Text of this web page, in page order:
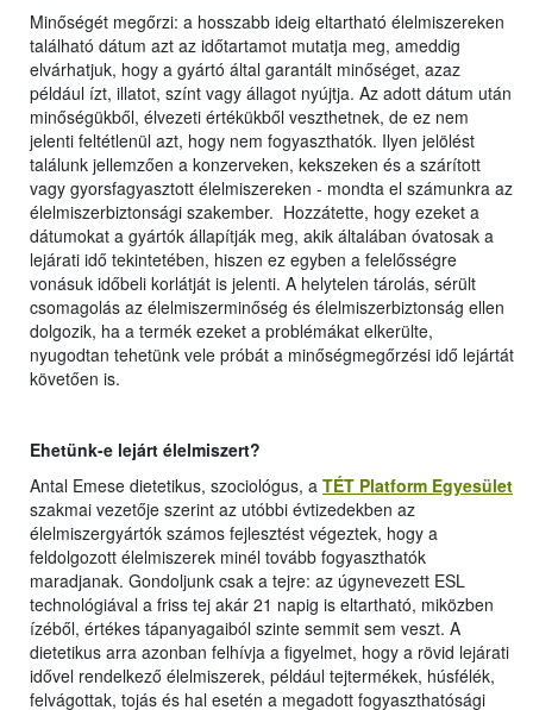
Minőségét megőrzi: a hosszabb ideig eltartható élelmiszereken
található dátum azt az időtartamot mutatja meg, ameddig
elvárhatjuk, hogy a gyártó által garantált minőséget, azaz
például ízt, illatot, színt vagy állagot nyújtja. Az adott dátum után
minőségükből, élvezeti értékükből veszthetnek, de ez nem
jelenti feltétlenül azt, hogy nem fogyaszthatók. Ilyen jelölést
találunk jellemzően a konzerveken, kekszeken és a szárított
vagy gyorsfagyasztott élelmiszereken - mondta el számunkra az
élelmiszerbiztonsági szakember. Hozzátette, hogy ezeket a
dátumokat a gyártók állapítják meg, akik általában óvatosak a
lejárati idő tekintetében, hiszen ez egyben a felelősségre
vonásuk időbeli korlátját is jelenti. A helytelen tárolás, sérült
csomagolás az élelmiszerminőség és élelmiszerbiztonság ellen
dolgozik, ha a termék ezeket a problémákat elkerülte,
nyugodtan tehetünk vele próbát a minőségmegőrzési idő lejártát
követően is.
Ehetünk-e lejárt élelmiszert?
Antal Emese dietetikus, szociológus, a TÉT Platform Egyesület
szakmai vezetője szerint az utóbbi évtizedekben az
élelmiszergyártók számos fejlesztést végeztek, hogy a
feldolgozott élelmiszerek minél tovább fogyaszthatók
maradjanak. Gondoljunk csak a tejre: az úgynevezett ESL
technológiával a friss tej akár 21 napig is eltartható, miközben
ízéből, értékes tápanyagaiból szinte semmit sem veszt. A
dietetikus arra azonban felhívja a figyelmet, hogy a rövid lejárati
idővel rendelkező élelmiszerek, például tejtermékek, húsfélék,
felvágottak, tojás és hal esetén a megadott fogyaszthatósági